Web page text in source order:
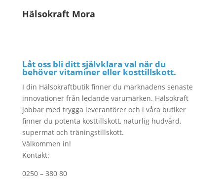
Hälsokraft Mora
Låt oss bli ditt självklara val när du
behöver vitaminer eller kosttillskott.
I din Hälsokraftbutik finner du marknadens senaste
innovationer från ledande varumärken. Hälsokraft
jobbar med trygga leverantörer och i våra butiker
finner du potenta kosttillskott, naturlig hudvård,
supermat och träningstillskott.
Välkommen in!
Kontakt:
0250 – 380 80